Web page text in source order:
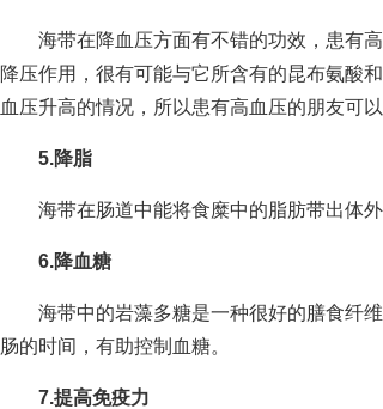
海带在降血压方面有不错的功效，患有高
降压作用，很有可能与它所含有的昆布氨酸
血压升高的情况，所以患有高血压的朋友可以
5.降脂
海带在肠道中能将食糜中的脂肪带出体外
6.降血糖
海带中的岩藻多糖是一种很好的膳食纤维
肠的时间，有助控制血糖。
7.提高免疫力